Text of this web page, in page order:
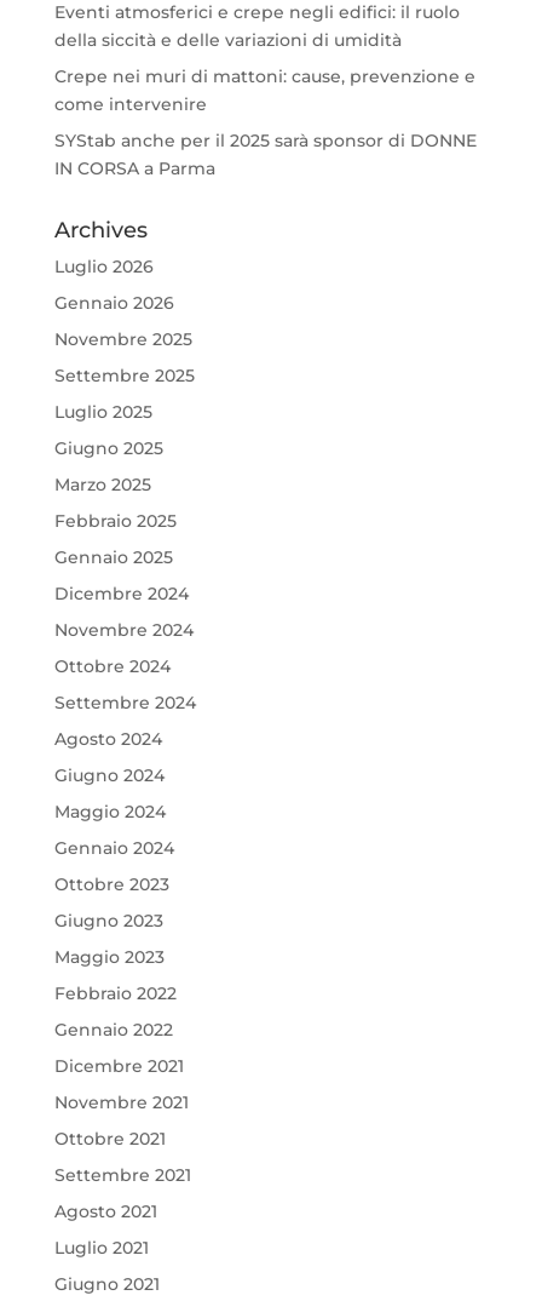
Eventi atmosferici e crepe negli edifici: il ruolo
della siccità e delle variazioni di umidità
Crepe nei muri di mattoni: cause, prevenzione e
come intervenire
SYStab anche per il 2025 sarà sponsor di DONNE
IN CORSA a Parma
Archives
Luglio 2026
Gennaio 2026
Novembre 2025
Settembre 2025
Luglio 2025
Giugno 2025
Marzo 2025
Febbraio 2025
Gennaio 2025
Dicembre 2024
Novembre 2024
Ottobre 2024
Settembre 2024
Agosto 2024
Giugno 2024
Maggio 2024
Gennaio 2024
Ottobre 2023
Giugno 2023
Maggio 2023
Febbraio 2022
Gennaio 2022
Dicembre 2021
Novembre 2021
Ottobre 2021
Settembre 2021
Agosto 2021
Luglio 2021
Giugno 2021